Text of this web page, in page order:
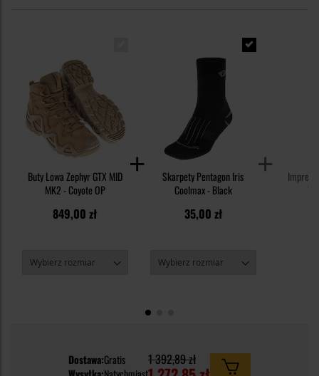
Buty Lowa Zephyr GTX MID
MK2 - Coyote OP
849,00 zł
Skarpety Pentagon Iris
Coolmax - Black
35,00 zł
Dostawa:Gratis
1 392,89 zł